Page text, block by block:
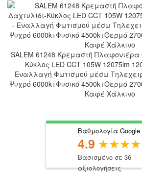
SALEM 61248 Κρεμαστή
Κύκλος LED CCT 105W 12075lm
Εναλλαγή Φωτισμού μέσω
Ψυχρό 6000k+Φυσικό 4500k+Θερμό
Καφέ Χάλκινο
Βαθμολογία Google
4.9
Βασισμένο σε 36
αξιολογήσεις